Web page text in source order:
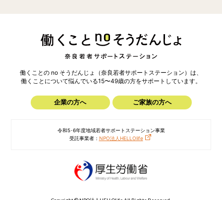
働くことの no そうだんじょ（奈良若者サポートステーション）は、
働くことについて悩んでいる15〜49歳の方をサポートしています。
企業の方へ ご家族の方へ
令和5･6年度地域若者サポートステーション事業
受託事業者： NPO法人HELLOlife